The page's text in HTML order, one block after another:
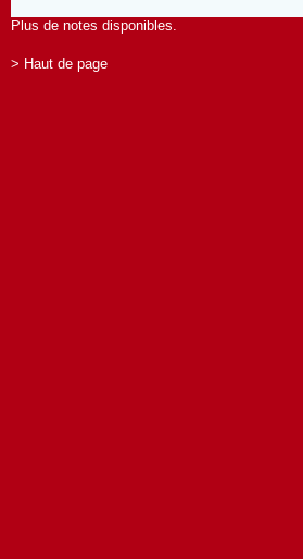
Plus de notes disponibles.
> Haut de page